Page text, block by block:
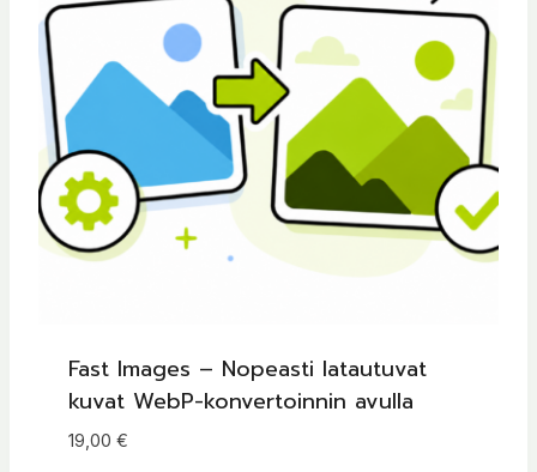
Fast Images – Nopeasti latautuvat
kuvat WebP-konvertoinnin avulla
19,00 €